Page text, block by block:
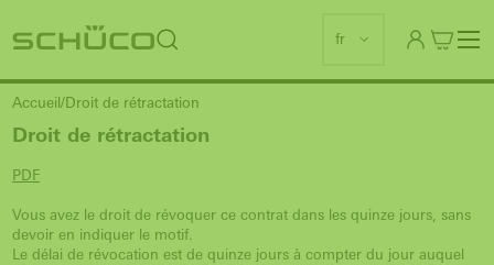
fr
Accueil Droit de rétractation
Droit de rétractation
PDF
Vous avez le droit de révoquer ce contrat dans les quinze jours, sans
devoir en indiquer le motif.
Le délai de révocation est de quinze jours à compter du jour auquel